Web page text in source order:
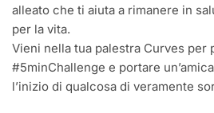
alleato che ti aiuta a rimanere in
per la vita.
Vieni nella tua palestra Curves per
#5minChallenge e portare
l’inizio di qualcosa di veramente